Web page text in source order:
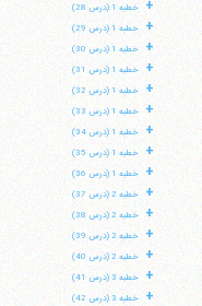
+ خطبه 1 (درس 28)
+ خطبه 1 (درس 29)
+ خطبه 1 (درس 30)
+ خطبه 1 (درس 31)
+ خطبه 1 (درس 32)
+ خطبه 1 (درس 33)
+ خطبه 1 (درس 34)
+ خطبه 1 (درس 35)
+ خطبه 1 (درس 36)
+ خطبه 2 (درس 37)
+ خطبه 2 (درس 38)
+ خطبه 2 (درس 39)
+ خطبه 2 (درس 40)
+ خطبه 3 (درس 41)
+ خطبه 3 (درس 42)